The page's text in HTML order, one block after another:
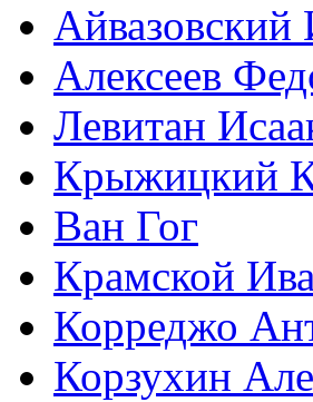
Айвазовский
Алексеев
Левитан
Крыжицкий
Ван Гог
Крамской
Корреджо
Корзухин